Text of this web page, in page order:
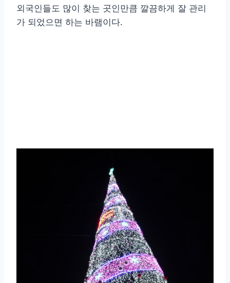
외국인들도 많이 찾는 곳인만큼 깔끔하게 잘 관리
가 되었으면 하는 바램이다.